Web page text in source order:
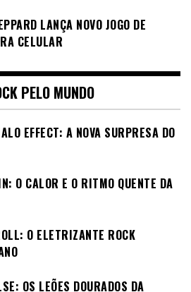
LANÇA NOVO JOGO DE
CELULAR
PELO MUNDO
EFFECT: A NOVA SURPRESA DO
O CALOR E O RITMO QUENTE DA
O ELETRIZANTE ROCK
OS LEÕES DOURADOS DA